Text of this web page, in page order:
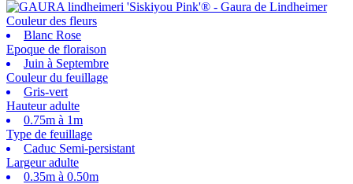
Couleur des fleurs
Blanc Rose
Epoque de floraison
Juin à Septembre
Couleur du feuillage
Gris-vert
Hauteur adulte
0.75m à 1m
Type de feuillage
Caduc Semi-persistant
Largeur adulte
0.35m à 0.50m